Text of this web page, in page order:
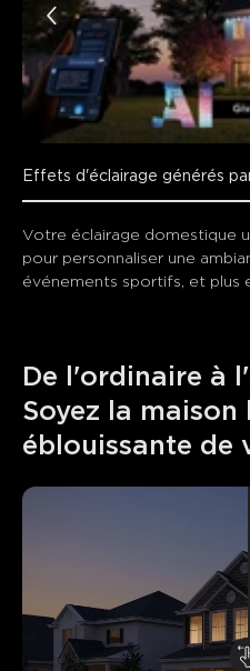
Effets d'éclairage générés
Votre éclairage domestique
pour personnaliser une
événements sportifs, et plus
De l'ordinaire à
Soyez la maison
éblouissante de